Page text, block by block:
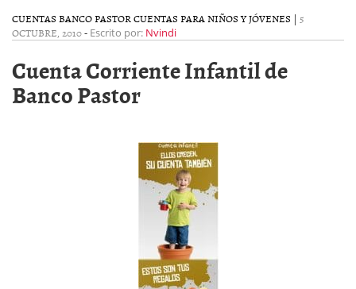
CUENTAS BANCO PASTORCUENTAS PARA NIÑOS Y JÓVENES | 5
OCTUBRE, 2010- Escrito por: Nvindi
Cuenta Corriente Infantil de
Banco Pastor